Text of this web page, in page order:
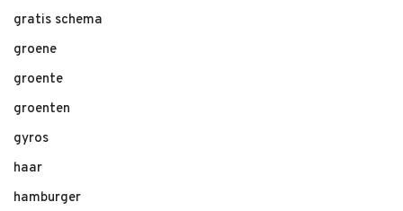
gratis schema
groene
groente
groenten
gyros
haar
hamburger